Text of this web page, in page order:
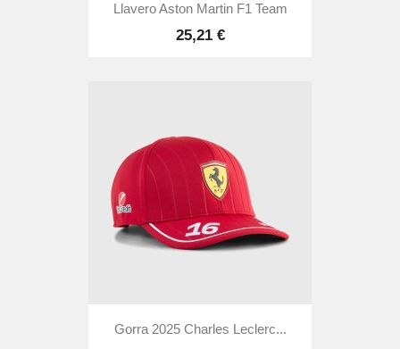
Llavero Aston Martin F1 Team
25,21 €
Gorra 2025 Charles Leclerc...